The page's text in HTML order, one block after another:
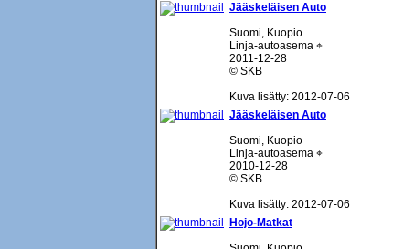
Jääskeläisen Auto
Suomi, Kuopio
Linja-autoasema ⌖
2011-12-28
© SKB
Kuva lisätty: 2012-07-06
Jääskeläisen Auto
Suomi, Kuopio
Linja-autoasema ⌖
2010-12-28
© SKB
Kuva lisätty: 2012-07-06
Hojo-Matkat